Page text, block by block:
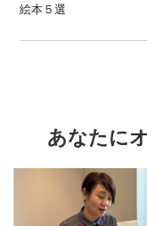
絵本５選
あなたに